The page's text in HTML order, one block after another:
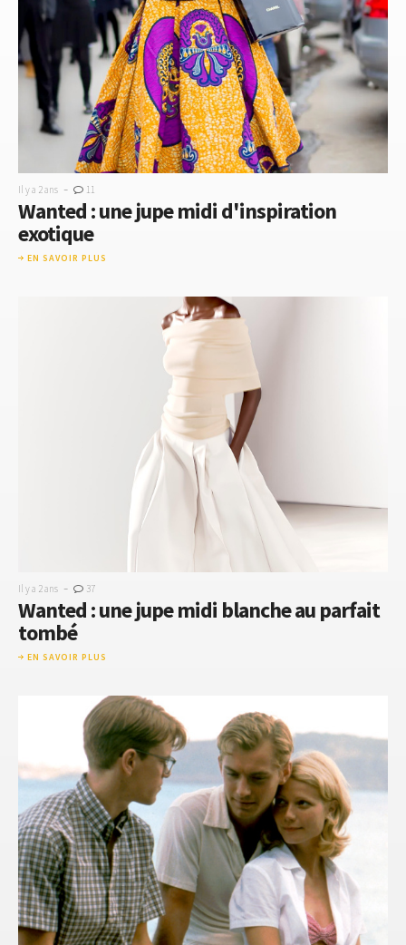
Il y a 2 ans - 11
Wanted : une jupe midi d'inspiration
exotique
EN SAVOIR PLUS
Il y a 2 ans - 37
Wanted : une jupe midi blanche au parfait
tombé
EN SAVOIR PLUS